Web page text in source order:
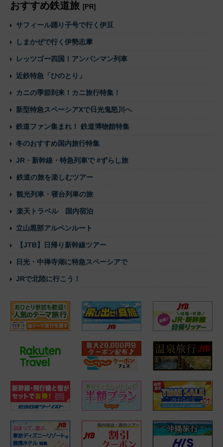
おすすめ鉄道旅 [PR]
サフィール踊り子号で行く伊豆
しまかぜで行く伊勢志摩
レッツゴー四国！アンパンマン列車
近鉄特急「ひのとり」
カニの季節到来！カニ旅行特集！
新型特急スペーシアXで日光鬼怒川へ
鉄道ファン集まれ！ 鉄道博物館特集
冬のおすすめ国内旅行特集
JR・新幹線・特急列車で #ずらし旅
鉄道の旅を楽しむツアー
観光列車・寝台列車の旅
楽天トラベル 国内宿泊
立山黒部アルペンルート
【JTB】日帰り新幹線ツアー
日光・中禅寺湖に特急スペーシアで
JRで北陸に行こう！